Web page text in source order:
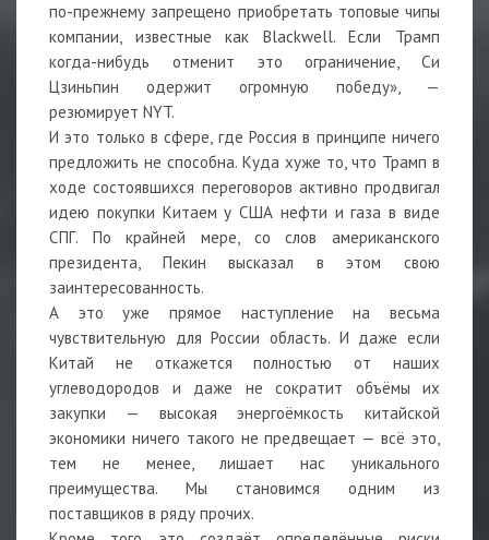
по-прежнему запрещено приобретать топовые чипы
компании, известные как Blackwell. Если Трамп
когда-нибудь отменит это ограничение, Си
Цзиньпин одержит огромную победу», —
резюмирует NYT.
И это только в сфере, где Россия в принципе ничего
предложить не способна. Куда хуже то, что Трамп в
ходе состоявшихся переговоров активно продвигал
идею покупки Китаем у США нефти и газа в виде
СПГ. По крайней мере, со слов американского
президента, Пекин высказал в этом свою
заинтересованность.
А это уже прямое наступление на весьма
чувствительную для России область. И даже если
Китай не откажется полностью от наших
углеводородов и даже не сократит объёмы их
закупки — высокая энергоёмкость китайской
экономики ничего такого не предвещает — всё это,
тем не менее, лишает нас уникального
преимущества. Мы становимся одним из
поставщиков в ряду прочих.